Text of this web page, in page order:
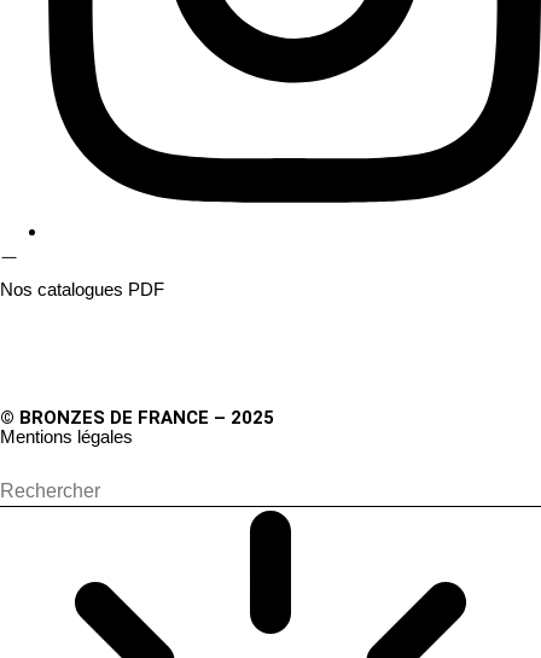
Nos catalogues PDF
© BRONZES DE FRANCE – 2025
Mentions légales